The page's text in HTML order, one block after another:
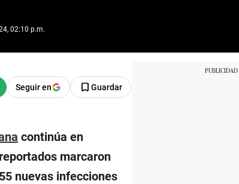
02:10 p.m.
Seguir en Guardar
continúa en
marcaron
nuevas infecciones